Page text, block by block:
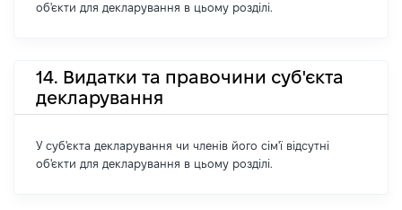
об'єкти для декларування в цьому розділі.
14. Видатки та правочини суб'єкта
декларування
У суб'єкта декларування чи членів його сім'ї відсутні
об'єкти для декларування в цьому розділі.